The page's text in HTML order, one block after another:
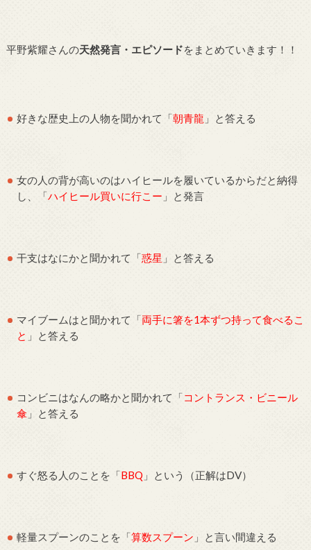
平野紫耀さんの天然発言・エピソードをまとめていきます！！
好きな歴史上の人物を聞かれて「朝青龍 」と答える
女の人の背が高いのはハイヒールを履いているからだと納得
し、「ハイヒール買いに行こー 」と発言
干支はなにかと聞かれて「惑星 」と答える
マイブームはと聞かれて「両手に箸を1本ずつ持って食べるこ
と 」と答える
コンビニはなんの略かと聞かれて「コントランス・ビニール
傘 」と答える
すぐ怒る人のことを「BBQ 」という（正解はDV）
軽量スプーンのことを「算数スプーン 」と言い間違える